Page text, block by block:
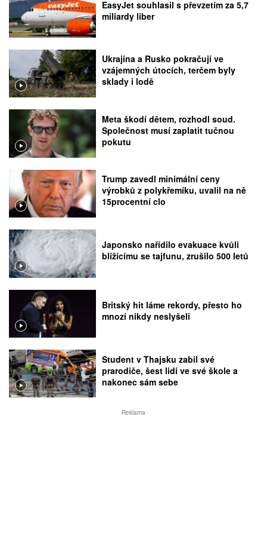
EasyJet souhlasil s převzetím za 5,7
miliardy liber
Ukrajina a Rusko pokračují ve
vzájemných útocích, terčem byly
sklady i lodě
Meta škodí dětem, rozhodl soud.
Společnost musí zaplatit tučnou
pokutu
Trump zavedl minimální ceny
výrobků z polykřemíku, uvalil na ně
15procentní clo
Japonsko nařídilo evakuace kvůli
blížícímu se tajfunu, zrušilo 500 letů
Britský hit láme rekordy, přesto ho
mnozí nikdy neslyšeli
Student v Thajsku zabil své
prarodiče, šest lidí ve své škole a
nakonec sám sebe
Reklama